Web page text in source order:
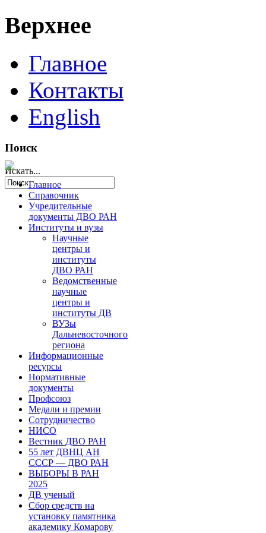
Верхнее
Главное
Контакты
English
Поиск
Искать...
Главное
Справочник
Учредительные
документы ДВО РАН
Институты и вузы
Научные
центры и
институты
ДВО РАН
Ведомственные
научные
центры и
институты ДВ
ВУЗы
Дальневосточного
региона
Информационные
ресурсы
Нормативные
документы
Профсоюз
Медали и премии
Сотрудничество
НИСО
Вестник ДВО РАН
55 лет ДВНЦ АН
СССР — ДВО РАН
ВЫБОРЫ В РАН
2025
ДВ ученый
Сбор средств на
установку памятника
академику Комарову